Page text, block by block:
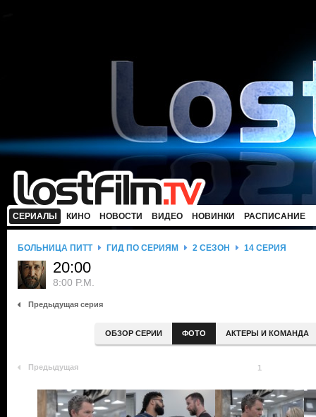
СЕРИАЛЫ КИНО НОВОСТИ ВИДЕО НОВИНКИ РАСПИСАНИЕ
БОЛЬНИЦА ПИТТ ГИД ПО СЕРИЯМ 2 СЕЗОН 14 СЕРИЯ
20:00
8:00 P.M.
Предыдущая серия
ОБЗОР СЕРИИ ФОТО АКТЕРЫ И КОМАНДА
Предыдущая 1